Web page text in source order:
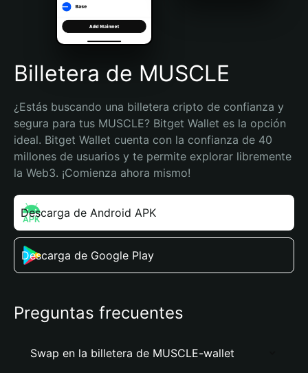
Português (Brasil)
Español (Argentina)
Billetera de MUSCLE
¿Estás buscando una billetera cripto de confianza y
segura para tus MUSCLE? Bitget Wallet es la opción
ideal. Bitget Wallet cuenta con la confianza de 40
millones de usuarios y te permite explorar libremente
la Web3. ¡Comienza ahora mismo!
Descarga de Android APK
Descarga de Google Play
Preguntas frecuentes
Swap en la billetera de MUSCLE-wallet